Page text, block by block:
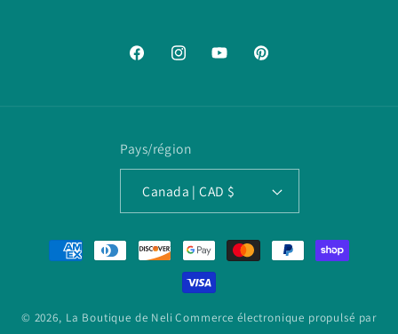
FacebookInstagramYouTubePinterest
Pays/région
Canada | CAD $
Moyens
de
© 2026, La Boutique de Neli Commerce électronique propulsé par